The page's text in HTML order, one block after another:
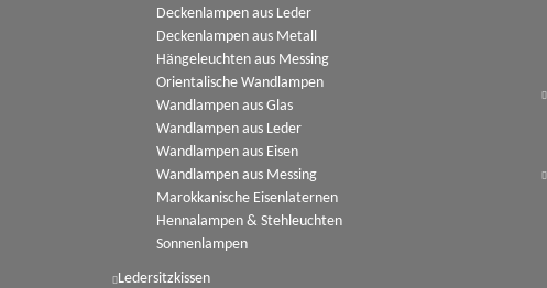
Deckenlampen aus Leder
Deckenlampen aus Metall
Hängeleuchten aus Messing
Orientalische Wandlampen
Wandlampen aus Glas
Wandlampen aus Leder
Wandlampen aus Eisen
Wandlampen aus Messing
Marokkanische Eisenlaternen
Hennalampen & Stehleuchten
Sonnenlampen
Ledersitzkissen